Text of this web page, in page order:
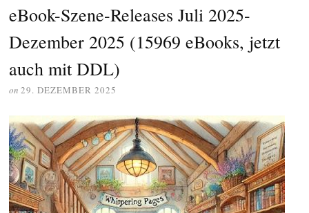
eBook-Szene-Releases Juli 2025-
Dezember 2025 (15969 eBooks, jetzt
auch mit DDL)
on 29. DEZEMBER 2025